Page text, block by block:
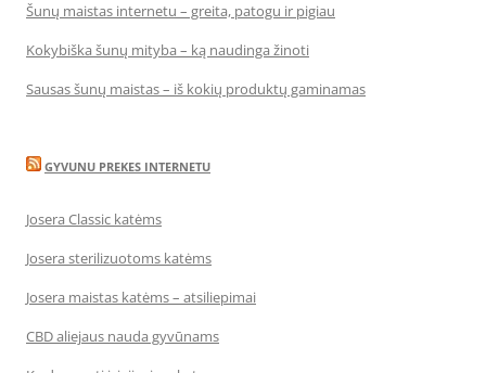
Šunų maistas internetu – greita, patogu ir pigiau
Kokybiška šunų mityba – ką naudinga žinoti
Sausas šunų maistas – iš kokių produktų gaminamas
GYVUNU PREKES INTERNETU
Josera Classic katėms
Josera sterilizuotoms katėms
Josera maistas katėms – atsiliepimai
CBD aliejaus nauda gyvūnams